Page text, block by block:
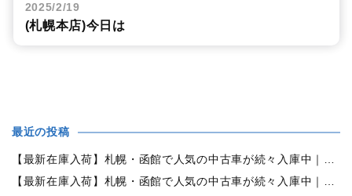
2025/2/19
(札幌本店)今日は
最近の投稿
【最新在庫入荷】札幌・函館で人気の中古車が続々入庫中｜早い者勝ち！【ダイハツ ミラココア660プラスX 4WD】
【最新在庫入荷】札幌・函館で人気の中古車が続々入庫中｜早い者勝ち！【ホンダ N-BOX660カスタムG Lパッケージ 4WD】